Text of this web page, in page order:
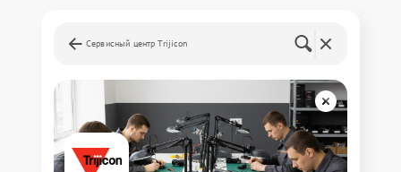
Сервисный центр Trijicon